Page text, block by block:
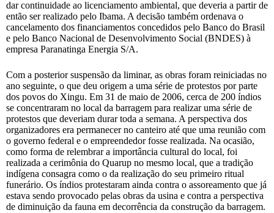
dar continuidade ao licenciamento ambiental, que deveria a partir de
então ser realizado pelo Ibama. A decisão também ordenava o
cancelamento dos financiamentos concedidos pelo Banco do Brasil
e pelo Banco Nacional de Desenvolvimento Social (BNDES) à
empresa Paranatinga Energia S/A.
Com a posterior suspensão da liminar, as obras foram reiniciadas no
ano seguinte, o que deu origem a uma série de protestos por parte
dos povos do Xingu. Em 31 de maio de 2006, cerca de 200 índios
se concentraram no local da barragem para realizar uma série de
protestos que deveriam durar toda a semana. A perspectiva dos
organizadores era permanecer no canteiro até que uma reunião com
o governo federal e o empreendedor fosse realizada. Na ocasião,
como forma de relembrar a importância cultural do local, foi
realizada a cerimônia do Quarup no mesmo local, que a tradição
indígena consagra como o da realização do seu primeiro ritual
funerário. Os índios protestaram ainda contra o assoreamento que já
estava sendo provocado pelas obras da usina e contra a perspectiva
de diminuição da fauna em decorrência da construção da barragem.